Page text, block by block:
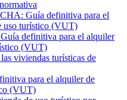
Guía definitiva para el
uso turístico (VUT)
definitiva para el alquiler
(VUT)
viviendas turísticas de
para el alquiler de
(VUT)